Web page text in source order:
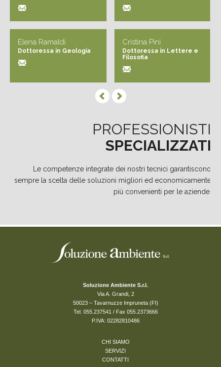
Elena Ramaldi
Dottoressa in Geologia
Cristina Pini
Dottoressa in Lettere e
Filosofia
PROFESSIONISTI
SPECIALIZZATI
Le competenze integrate dei nostri tecnici garantiscono
sempre la scelta delle soluzioni migliori ed economicamente
più convenienti per le aziende.
Soluzione Ambiente S.r.l.
Via A. Grandi, 2
50023 – Tavarnuzze Impruneta (FI)
Tel. 055.237541 / Fax 055.2373666
P.IVA: 02282810486
CHI SIAMO
SERVIZI
CONTATTI